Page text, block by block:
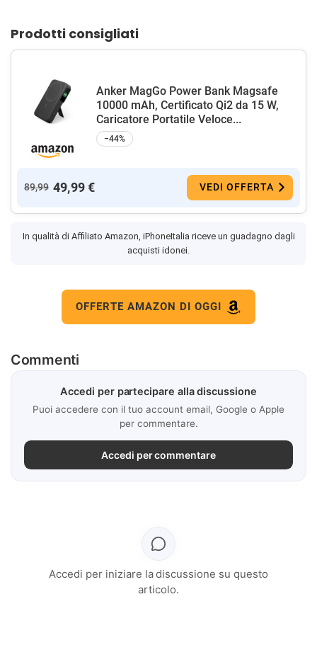
Prodotti consigliati
Anker MagGo Power Bank Magsafe
10000 mAh, Certificato Qi2 da 15 W,
Caricatore Portatile Veloce...
−44%
89,99 49,99 € VEDI OFFERTA
In qualità di Affiliato Amazon, iPhoneItalia riceve un guadagno dagli
acquisti idonei.
OFFERTE AMAZON DI OGGI
Commenti
Accedi per partecipare alla discussione
Puoi accedere con il tuo account email, Google o Apple
per commentare.
Accedi per commentare
Accedi per iniziare la discussione su questo
articolo.